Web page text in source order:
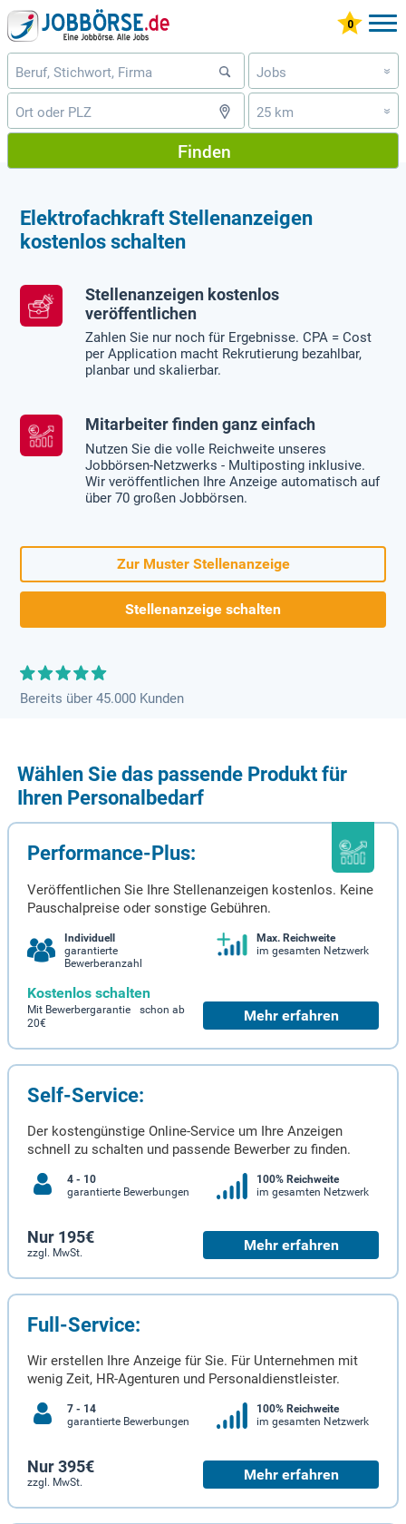
Jobs »
25 km »
Finden
Elektrofachkraft Stellenanzeigen
kostenlos schalten
Stellenanzeigen kostenlos
veröffentlichen
Zahlen Sie nur noch für Ergebnisse. CPA = Cost
per Application macht Rekrutierung bezahlbar,
planbar und skalierbar.
Mitarbeiter finden ganz einfach
Nutzen Sie die volle Reichweite unseres
Jobbörsen-Netzwerks - Multiposting inklusive.
Wir veröffentlichen Ihre Anzeige automatisch auf
über 70 großen Jobbörsen.
Zur Muster Stellenanzeige
Stellenanzeige schalten
Bereits über 45.000 Kunden
Wählen Sie das passende Produkt für
Ihren Personalbedarf
Performance-Plus:
Veröffentlichen Sie Ihre Stellenanzeigen kostenlos. Keine
Pauschalpreise oder sonstige Gebühren.
Individuell
garantierte
Bewerberanzahl
Max. Reichweite
im gesamten Netzwerk
Kostenlos schalten
Mit Bewerbergarantie schon ab
20€
Mehr erfahren
Self-Service:
Der kostengünstige Online-Service um Ihre Anzeigen
schnell zu schalten und passende Bewerber zu finden.
4 - 10
garantierte Bewerbungen
100% Reichweite
im gesamten Netzwerk
Nur 195€
zzgl. MwSt. Mehr erfahren
Full-Service:
Wir erstellen Ihre Anzeige für Sie. Für Unternehmen mit
wenig Zeit, HR-Agenturen und Personaldienstleister.
7 - 14
garantierte Bewerbungen
100% Reichweite
im gesamten Netzwerk
Nur 395€
zzgl. MwSt. Mehr erfahren